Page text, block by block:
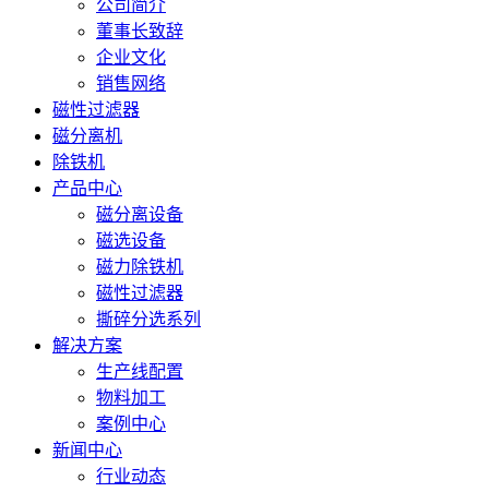
公司简介
董事长致辞
企业文化
销售网络
磁性过滤器
磁分离机
除铁机
产品中心
磁分离设备
磁选设备
磁力除铁机
磁性过滤器
撕碎分选系列
解决方案
生产线配置
物料加工
案例中心
新闻中心
行业动态